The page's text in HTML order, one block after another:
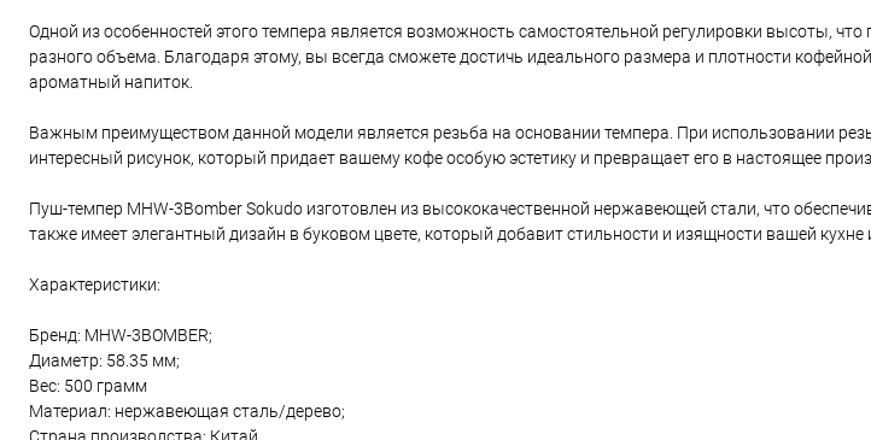
Одной из особенностей этого темпера является возможность самостоятельной регулировки высоты,
разного объема. Благодаря этому, вы всегда сможете достичь идеального размера и плотности
ароматный напиток.
Важным преимуществом данной модели является резьба на основании темпера. При использовании
интересный рисунок, который придает вашему кофе особую эстетику и превращает его в настоящее
Пуш-темпер MHW-3Bomber Sokudo изготовлен из высококачественной нержавеющей стали, что
также имеет элегантный дизайн в буковом цвете, который добавит стильности и изящности вашей кухне
Характеристики:
Бренд: MHW-3BOMBER;
Диаметр: 58.35 мм;
Вес: 500 грамм
Материал: нержавеющая сталь/дерево;